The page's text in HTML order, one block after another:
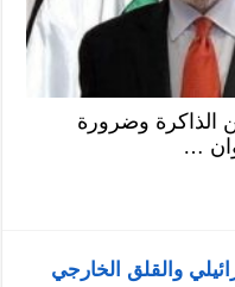
الذاكرة وضرورة
…
والقلق الخارجي